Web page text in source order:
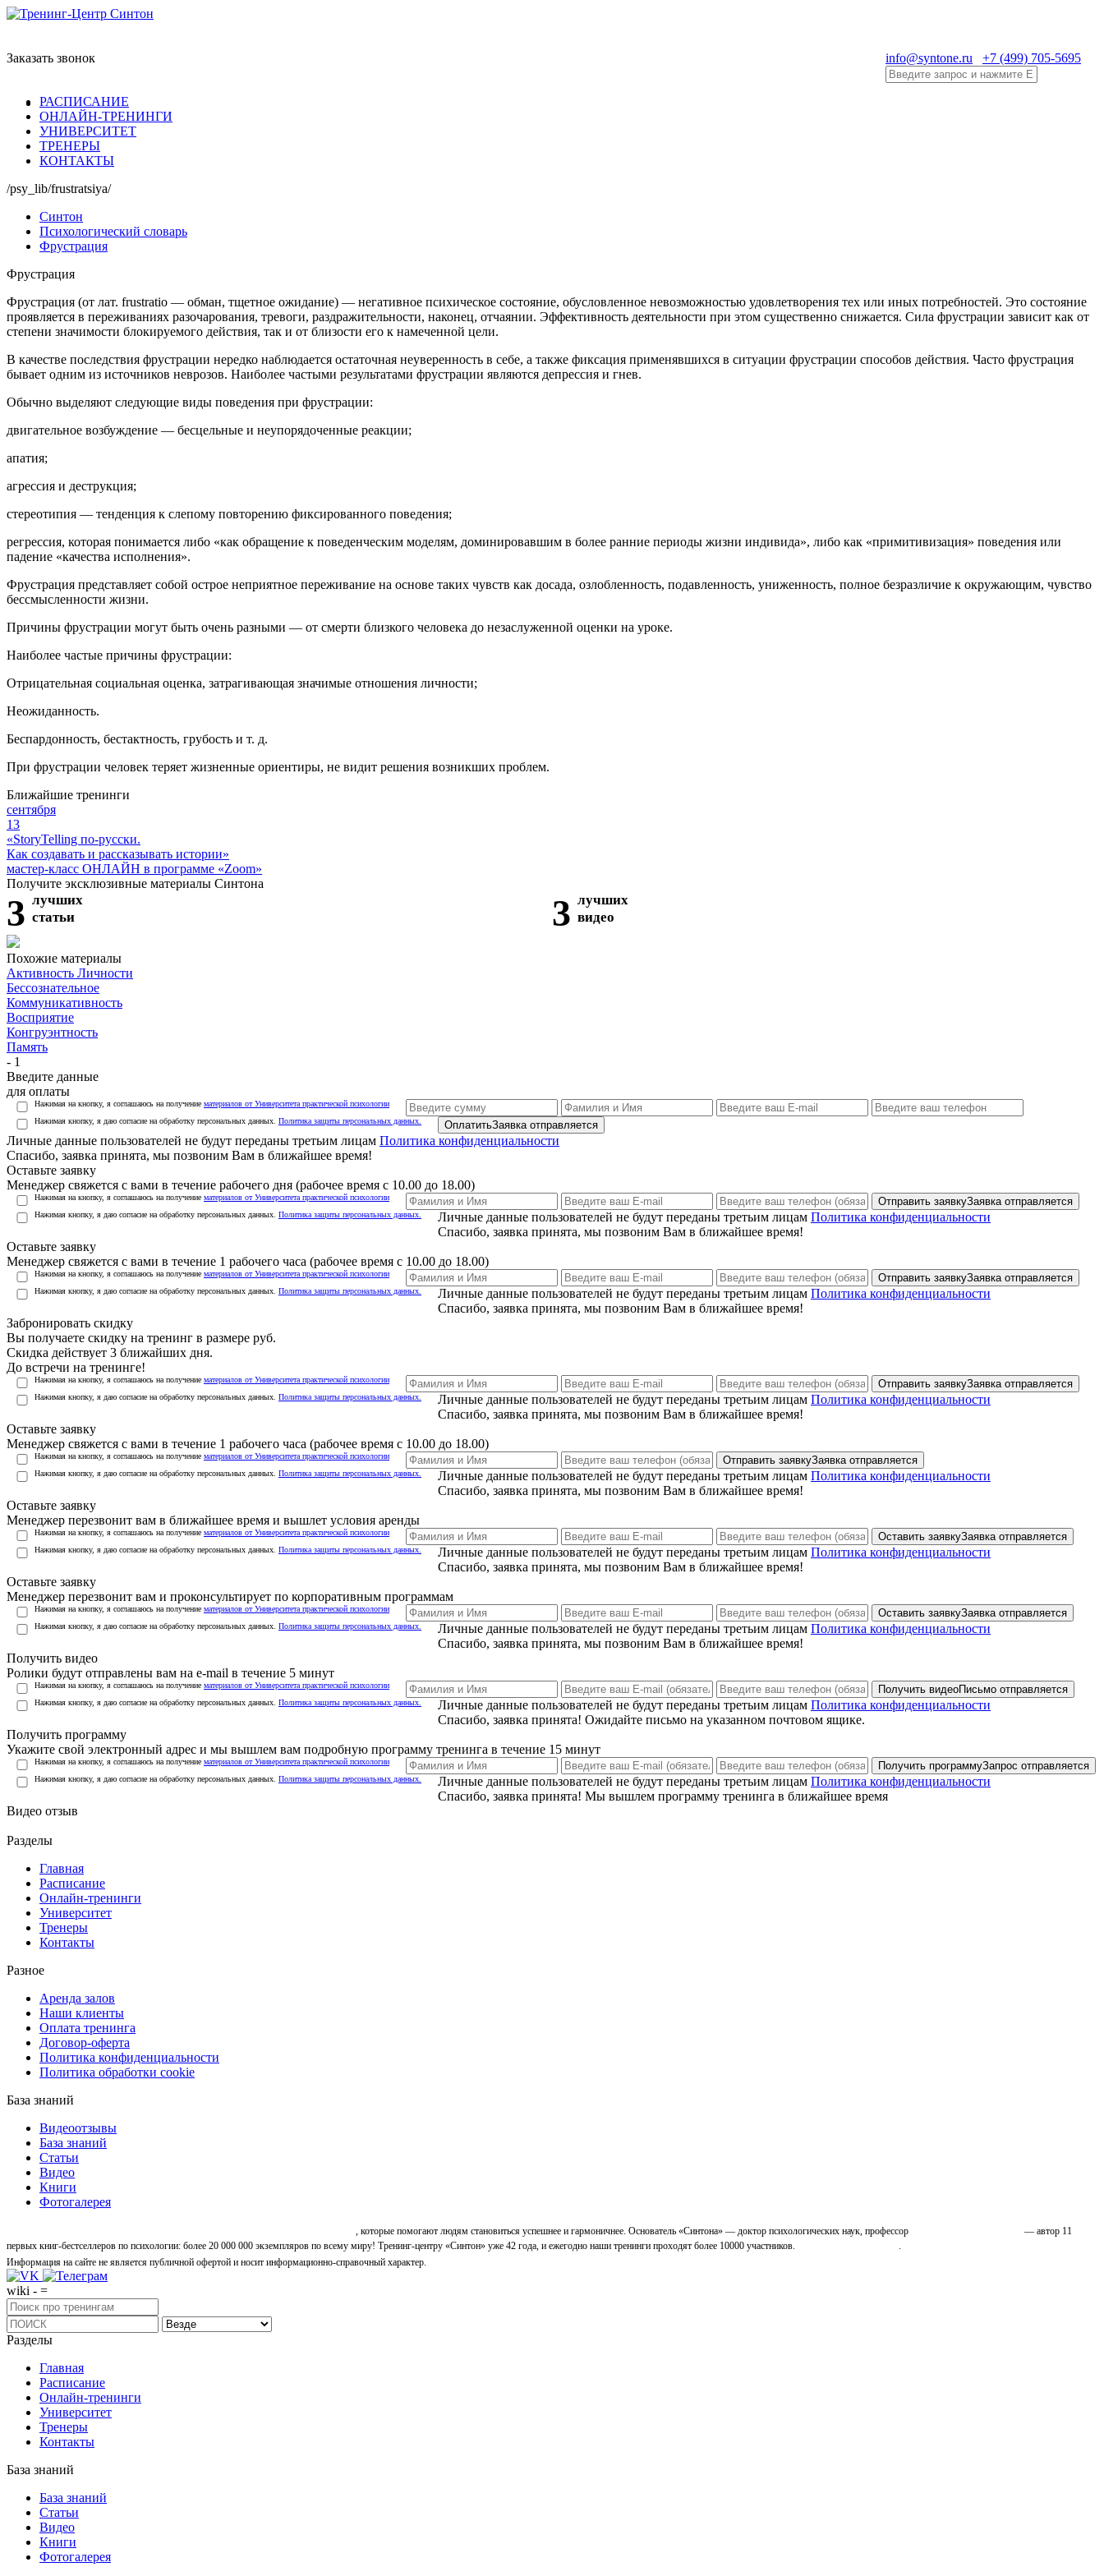
info@syntone.ru +7 (499) 705-5695
Заказать звонок
РАСПИСАНИЕ
ОНЛАЙН-ТРЕНИНГИ
УНИВЕРСИТЕТ
ТРЕНЕРЫ
КОНТАКТЫ
/psy_lib/frustratsiya/
Синтон
Психологический словарь
Фрустрация
Фрустрация
Фрустрация (от лат. frustratio — обман, тщетное ожидание) — негативное психическое состояние, обусловленное невозможностью удовлетворения тех или иных потребностей. Это состояние
проявляется в переживаниях разочарования, тревоги, раздражительности, наконец, отчаянии. Эффективность деятельности при этом существенно снижается. Сила фрустрации зависит как от
степени значимости блокируемого действия, так и от близости его к намеченной цели.
В качестве последствия фрустрации нередко наблюдается остаточная неуверенность в себе, а также фиксация применявшихся в ситуации фрустрации способов действия. Часто фрустрация
бывает одним из источников неврозов. Наиболее частыми результатами фрустрации являются депрессия и гнев.
Обычно выделяют следующие виды поведения при фрустрации:
двигательное возбуждение — бесцельные и неупорядоченные реакции;
апатия;
агрессия и деструкция;
стереотипия — тенденция к слепому повторению фиксированного поведения;
регрессия, которая понимается либо «как обращение к поведенческим моделям, доминировавшим в более ранние периоды жизни индивида», либо как «примитивизация» поведения или
падение «качества исполнения».
Фрустрация представляет собой острое неприятное переживание на основе таких чувств как досада, озлобленность, подавленность, униженность, полное безразличие к окружающим, чувство
бессмысленности жизни.
Причины фрустрации могут быть очень разными — от смерти близкого человека до незаслуженной оценки на уроке.
Наиболее частые причины фрустрации:
Отрицательная социальная оценка, затрагивающая значимые отношения личности;
Неожиданность.
Беспардонность, бестактность, грубость и т. д.
При фрустрации человек теряет жизненные ориентиры, не видит решения возникших проблем.
Ближайшие тренинги
сентября
13
«StoryTelling по-русски.
Как создавать и рассказывать истории»
мастер-класс ОНЛАЙН в программе «Zoom»
Получите эксклюзивные материалы Синтона
3 лучших
статьи
3 лучших
видео
Похожие материалы
Активность Личности
Бессознательное
Коммуникативность
Восприятие
Конгруэнтность
Память
- 1
Введите данные
для оплаты
Нажимая на кнопку, я соглашаюсь на получение материалов от Университета практической психологии
Нажимая кнопку, я даю согласие на обработку персональных данных. Политика защиты персональных данных. ОплатитьЗаявка отправляется
Личные данные пользователей не будут переданы третьим лицам Политика конфиденциальности
Спасибо, заявка принята, мы позвоним Вам в ближайшее время!
Оставьте заявку
Менеджер свяжется с вами в течение рабочего дня (рабочее время с 10.00 до 18.00)
Нажимая на кнопку, я соглашаюсь на получение материалов от Университета практической психологии
Нажимая кнопку, я даю согласие на обработку персональных данных. Политика защиты персональных данных.
Отправить заявкуЗаявка отправляется
Личные данные пользователей не будут переданы третьим лицам Политика конфиденциальности
Спасибо, заявка принята, мы позвоним Вам в ближайшее время!
Оставьте заявку
Менеджер свяжется с вами в течение 1 рабочего часа (рабочее время с 10.00 до 18.00)
Нажимая на кнопку, я соглашаюсь на получение материалов от Университета практической психологии
Нажимая кнопку, я даю согласие на обработку персональных данных. Политика защиты персональных данных.
Отправить заявкуЗаявка отправляется
Личные данные пользователей не будут переданы третьим лицам Политика конфиденциальности
Спасибо, заявка принята, мы позвоним Вам в ближайшее время!
Забронировать скидку
Вы получаете скидку на тренинг в размере руб.
Скидка действует 3 ближайших дня.
До встречи на тренинге!
Нажимая на кнопку, я соглашаюсь на получение материалов от Университета практической психологии
Нажимая кнопку, я даю согласие на обработку персональных данных. Политика защиты персональных данных.
Отправить заявкуЗаявка отправляется
Личные данные пользователей не будут переданы третьим лицам Политика конфиденциальности
Спасибо, заявка принята, мы позвоним Вам в ближайшее время!
Оставьте заявку
Менеджер свяжется с вами в течение 1 рабочего часа (рабочее время с 10.00 до 18.00)
Нажимая на кнопку, я соглашаюсь на получение материалов от Университета практической психологии
Нажимая кнопку, я даю согласие на обработку персональных данных. Политика защиты персональных данных.
Отправить заявкуЗаявка отправляется
Личные данные пользователей не будут переданы третьим лицам Политика конфиденциальности
Спасибо, заявка принята, мы позвоним Вам в ближайшее время!
Оставьте заявку
Менеджер перезвонит вам в ближайшее время и вышлет условия аренды
Нажимая на кнопку, я соглашаюсь на получение материалов от Университета практической психологии
Нажимая кнопку, я даю согласие на обработку персональных данных. Политика защиты персональных данных.
Оставить заявкуЗаявка отправляется
Личные данные пользователей не будут переданы третьим лицам Политика конфиденциальности
Спасибо, заявка принята, мы позвоним Вам в ближайшее время!
Оставьте заявку
Менеджер перезвонит вам и проконсультирует по корпоративным программам
Нажимая на кнопку, я соглашаюсь на получение материалов от Университета практической психологии
Нажимая кнопку, я даю согласие на обработку персональных данных. Политика защиты персональных данных.
Оставить заявкуЗаявка отправляется
Личные данные пользователей не будут переданы третьим лицам Политика конфиденциальности
Спасибо, заявка принята, мы позвоним Вам в ближайшее время!
Получить видео
Ролики будут отправлены вам на e-mail в течение 5 минут
Нажимая на кнопку, я соглашаюсь на получение материалов от Университета практической психологии
Нажимая кнопку, я даю согласие на обработку персональных данных. Политика защиты персональных данных.
Получить видеоПисьмо отправляется
Личные данные пользователей не будут переданы третьим лицам Политика конфиденциальности
Спасибо, заявка принята! Ожидайте письмо на указанном почтовом ящике.
Получить программу
Укажите свой электронный адрес и мы вышлем вам подробную программу тренинга в течение 15 минут
Нажимая на кнопку, я соглашаюсь на получение материалов от Университета практической психологии
Нажимая кнопку, я даю согласие на обработку персональных данных. Политика защиты персональных данных.
Получить программуЗапрос отправляется
Личные данные пользователей не будут переданы третьим лицам Политика конфиденциальности
Спасибо, заявка принята! Мы вышлем программу тренинга в ближайшее время
Видео отзыв
Разделы
Главная
Расписание
Онлайн-тренинги
Университет
Тренеры
Контакты
Разное
Аренда залов
Наши клиенты
Оплата тренинга
Договор-оферта
Политика конфиденциальности
Политика обработки cookie
База знаний
Видеоотзывы
База знаний
Статьи
Видео
Книги
Фотогалерея
, которые помогают людям становиться успешнее и гармоничнее. Основатель «Синтона» — доктор психологических наук, профессор
— автор 11
первых книг-бестселлеров по психологии: более 20 000 000 экземпляров по всему миру! Тренинг-центру «Синтон» уже 42 года, и ежегодно наши тренинги проходят более 10000 участников.
.
Информация на сайте не является публичной офертой и носит информационно-справочный характер.
wiki - =
Разделы
Главная
Расписание
Онлайн-тренинги
Университет
Тренеры
Контакты
База знаний
База знаний
Статьи
Видео
Книги
Фотогалерея